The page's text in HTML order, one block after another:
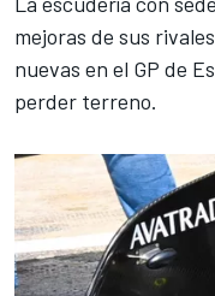
mejoras de sus
nuevas en el GP de
perder terreno.